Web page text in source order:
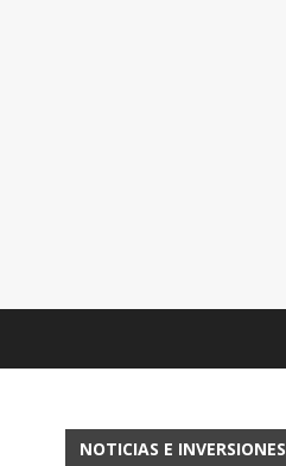
NOTICIAS E INVERSIONES